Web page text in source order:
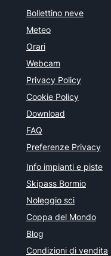
Bollettino neve
Meteo
Orari
Webcam
Privacy Policy
Cookie Policy
Download
FAQ
Preferenze Privacy
Info impianti e piste
Skipass Bormio
Noleggio sci
Coppa del Mondo
Blog
Condizioni di vendita